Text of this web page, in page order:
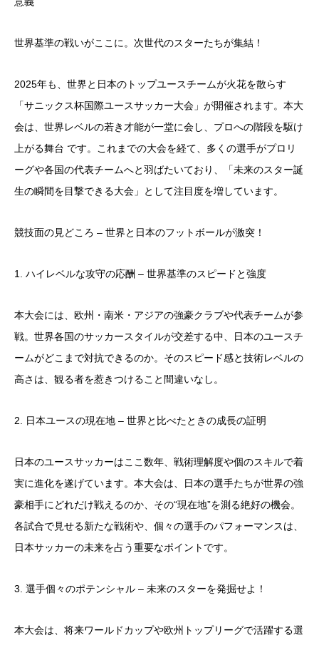
世界基準の戦いがここに。次世代のスターたちが集結！
2025年も、世界と日本のトップユースチームが火花を散らす
「サニックス杯国際ユースサッカー大会」が開催されます。本大
会は、世界レベルの若き才能が一堂に会し、プロへの階段を駆け
上がる舞台 です。これまでの大会を経て、多くの選手がプロリ
ーグや各国の代表チームへと羽ばたいており、「未来のスター誕
生の瞬間を目撃できる大会」として注目度を増しています。
競技面の見どころ – 世界と日本のフットボールが激突！
1. ハイレベルな攻守の応酬 – 世界基準のスピードと強度
本大会には、欧州・南米・アジアの強豪クラブや代表チームが参
戦。世界各国のサッカースタイルが交差する中、日本のユースチ
ームがどこまで対抗できるのか。そのスピード感と技術レベルの
高さは、観る者を惹きつけること間違いなし。
2. 日本ユースの現在地 – 世界と比べたときの成長の証明
日本のユースサッカーはここ数年、戦術理解度や個のスキルで着
実に進化を遂げています。本大会は、日本の選手たちが世界の強
豪相手にどれだけ戦えるのか、その“現在地”を測る絶好の機会。
各試合で見せる新たな戦術や、個々の選手のパフォーマンスは、
日本サッカーの未来を占う重要なポイントです。
3. 選手個々のポテンシャル – 未来のスターを発掘せよ！
本大会は、将来ワールドカップや欧州トップリーグで活躍する選